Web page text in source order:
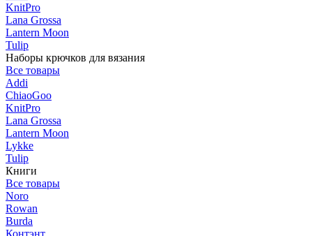
KnitPro
Lana Grossa
Lantern Moon
Tulip
Наборы крючков для вязания
Все товары
Addi
ChiaoGoo
KnitPro
Lana Grossa
Lantern Moon
Lykke
Tulip
Книги
Все товары
Noro
Rowan
Burda
Контэнт